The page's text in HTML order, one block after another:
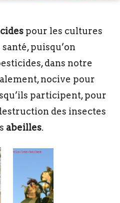
pour les cultures
puisqu’on
dans notre
nocive pour
participent, pour
des insectes
abeilles.